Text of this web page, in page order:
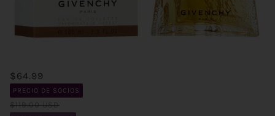
$64.99
PRECIO DE SOCIOS
$119.00 USD